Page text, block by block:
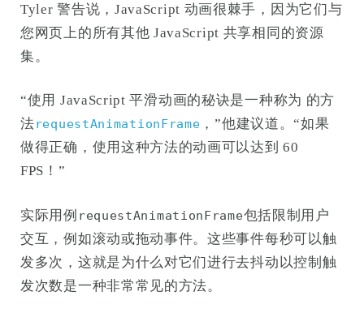
Tyler 警告说，JavaScript 动画很棘手，因为它们与
您网页上的所有其他 JavaScript 共享相同的资源
集。
“使用 JavaScript 平滑动画的秘诀是一种称为 的方
法requestAnimationFrame ，”他建议道。“如果
做得正确，使用这种方法的动画可以达到 60
FPS！”
实际用例 requestAnimationFrame包括限制用户
交互，例如滚动或拖动事件。这些事件每秒可以触
发多次，这就是为什么对它们进行去抖动以控制触
发次数是一种非常常见的方法。